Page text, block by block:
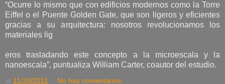
“Ocurre lo mismo que con edificios modernos como la Torre
Eiffel o el Puente Golden Gate, que son ligeros y eficientes
gracias a su arquitectura: nosotros revolucionamos los
materiales lig
eros trasladando este concepto a la microescala y la
nanoescala”, puntualiza William Carter, coautor del estudio.
at 11/20/2011 No hay comentarios: